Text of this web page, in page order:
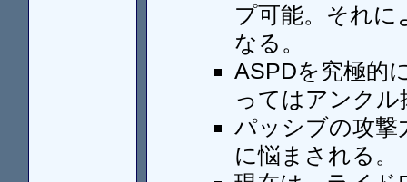
プ可能。それに
なる。
ASPDを究極的
ってはアンク
パッシブの攻撃
に悩まされる。